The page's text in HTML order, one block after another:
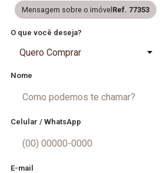
Mensagem sobre o imóvel Ref. 77353
O que você deseja?
Quero Comprar
Nome
Celular / WhatsApp
E-mail